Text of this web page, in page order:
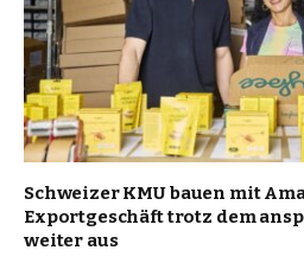
Schweizer KMU bauen mit
Exportgeschäft trotz dem
weiter aus